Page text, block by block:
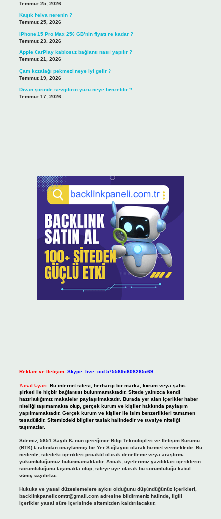
Temmuz 25, 2026
Kaşık helva nerenin ?
Temmuz 25, 2026
iPhone 15 Pro Max 256 GB’nin fiyatı ne kadar ?
Temmuz 23, 2026
Apple CarPlay kablosuz bağlantı nasıl yapılır ?
Temmuz 21, 2026
Çam kozalağı pekmezi neye iyi gelir ?
Temmuz 19, 2026
Divan şiirinde sevgilinin yüzü neye benzetilir ?
Temmuz 17, 2026
Reklam ve İletişim: Skype: live:.cid.575569c608265c69
Yasal Uyarı: Bu internet sitesi, herhangi bir marka, kurum veya şahıs
şirketi ile hiçbir bağlantısı bulunmamaktadır. Sitede yalnızca kendi
hazırladığımız makaleler paylaşılmaktadır. Burada yer alan içerikler haber
niteliği taşımamakta olup, gerçek kurum ve kişiler hakkında paylaşım
yapılmamaktadır. Gerçek kurum ve kişiler ile isim benzerlikleri tamamen
tesadüfidir. Sitemizdeki bilgiler taslak halindedir ve tavsiye niteliği
taşımazlar.
Sitemiz, 5651 Sayılı Kanun gereğince Bilgi Teknolojileri ve İletişim Kurumu
(BTK) tarafından onaylanmış bir Yer Sağlayıcı olarak hizmet vermektedir. Bu
nedenle, sitedeki içerikleri proaktif olarak denetleme veya araştırma
yükümlülüğümüz bulunmamaktadır. Ancak, üyelerimiz yazdıkları içeriklerin
sorumluluğunu taşımakta olup, siteye üye olarak bu sorumluluğu kabul
etmiş sayılırlar.
Hukuka ve yasal düzenlemelere aykırı olduğunu düşündüğünüz içerikleri,
backlinkpanelicomtr@gmail.comadresine bildirmeniz halinde, ilgili
içerikler yasal süre içerisinde sitemizden kaldırılacaktır.